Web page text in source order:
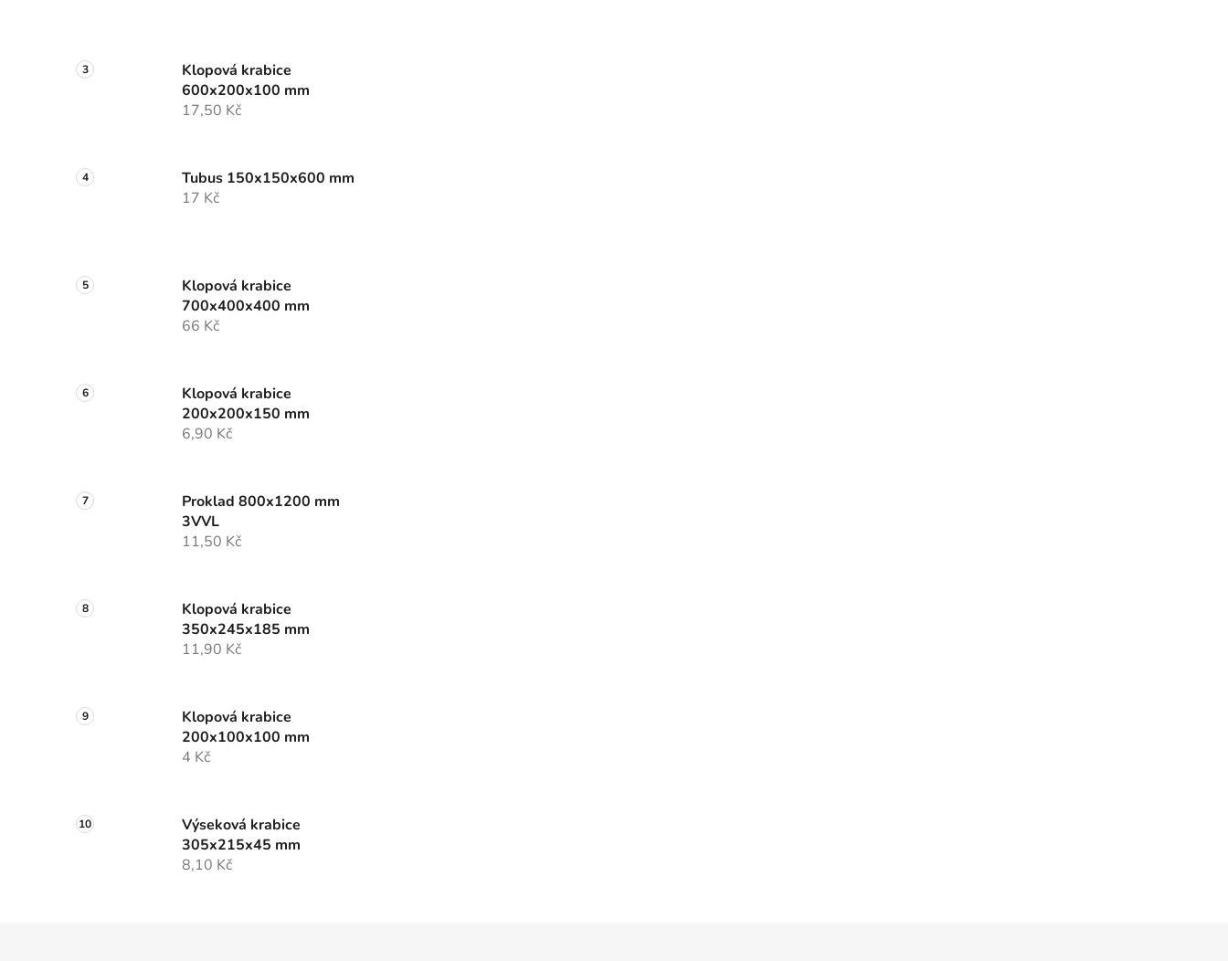
Klopová krabice
600x200x100 mm
17,50 Kč
Tubus 150x150x600 mm
17 Kč
Klopová krabice
700x400x400 mm
66 Kč
Klopová krabice
200x200x150 mm
6,90 Kč
Proklad 800x1200 mm
3VVL
11,50 Kč
Klopová krabice
350x245x185 mm
11,90 Kč
Klopová krabice
200x100x100 mm
4 Kč
Výseková krabice
305x215x45 mm
8,10 Kč